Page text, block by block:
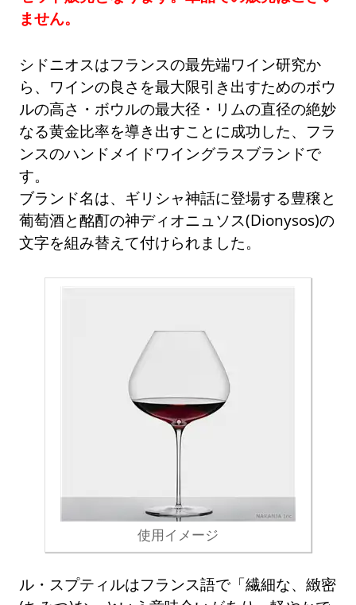
ません。
シドニオスはフランスの最先端ワイン研究か
ら、ワインの良さを最大限引き出すためのボウ
ルの高さ・ボウルの最大径・リムの直径の絶妙
なる黄金比率を導き出すことに成功した、フラ
ンスのハンドメイドワイングラスブランドで
す。
ブランド名は、ギリシャ神話に登場する豊穣と
葡萄酒と酩酊の神ディオニュソス(Dionysos)の
文字を組み替えて付けられました。
使用イメージ
ル・スプティルはフランス語で「繊細な、緻密